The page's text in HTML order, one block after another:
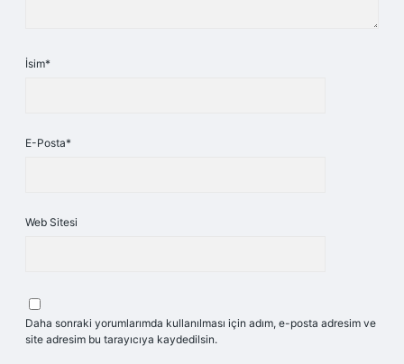
İsim*
E-Posta*
Web Sitesi
Daha sonraki yorumlarımda kullanılması için adım, e-posta adresim ve
site adresim bu tarayıcıya kaydedilsin.